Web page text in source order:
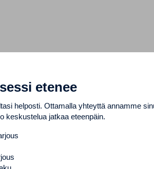
etenee
helposti. Ottamalla yhteyttä annamme
keskustelua jatkaa eteenpäin.